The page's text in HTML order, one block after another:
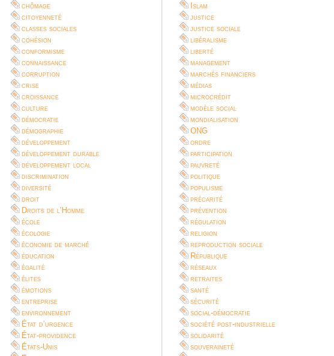
chômage
citoyenneté
classes sociales
cohésion
conformisme
connaissance
corruption
crise
croissance
culture
démocratie
démographie
développement
développement durable
développement local
discrimination
diversité
droit
Droits de l’Homme
école
écologie
économie de marché
éducation
égalité
élites
émotions
entreprise
environnement
État d’urgence
État-providence
États-Unis
Islam
justice
justice sociale
libéralisme
liberté
management
marchés financiers
médias
microcrédit
modèle social
mondialisation
ONG
ordre
participation
pauvreté
politique
populisme
précarité
prévention
régulation
religion
reproduction sociale
République
réseaux
retraites
santé
sécurité
social-démocratie
société post-industrielle
solidarité
souveraineté